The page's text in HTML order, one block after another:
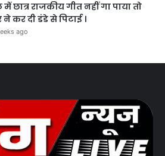
छात्र राजकीय गीत नहीं गा पाया तो
ने कर दी डंडे से पिटाई ।
ago